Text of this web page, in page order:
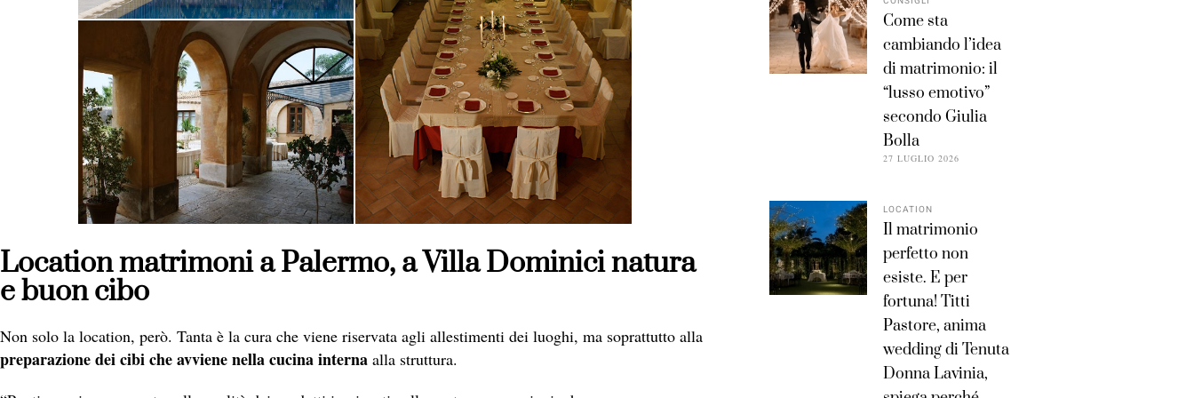
Location matrimoni a Palermo, a Villa Dominici natura
e buon cibo
Non solo la location, però. Tanta è la cura che viene riservata agli allestimenti dei luoghi, ma soprattutto alla
preparazione dei cibi che avviene nella cucina interna alla struttura.
Come sta
cambiando l’idea
di matrimonio: il
“lusso emotivo”
secondo Giulia
Bolla
27 LUGLIO 2026
LOCATION
Il matrimonio
perfetto non
esiste. E per
fortuna! Titti
Pastore, anima
wedding di Tenuta
Donna Lavinia,